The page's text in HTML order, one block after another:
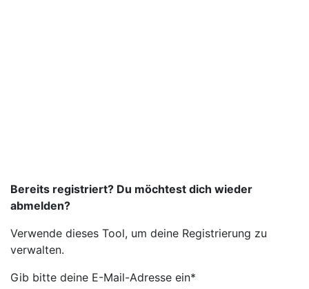
Bereits registriert? Du möchtest dich wieder
abmelden?
Verwende dieses Tool, um deine Registrierung zu
verwalten.
Gib bitte deine E-Mail-Adresse ein*